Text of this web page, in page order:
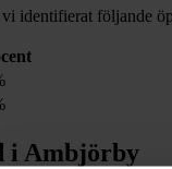
vi identifierat följande
i Ambjörby